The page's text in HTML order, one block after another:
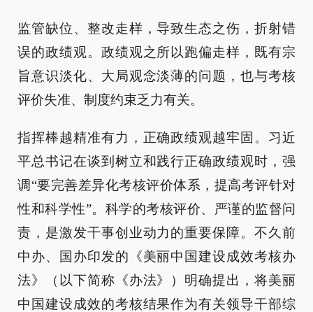
监管缺位、整改走样，导致生态之伤，折射错
误的政绩观。政绩观之所以跑偏走样，既有宗
旨意识淡化、大局观念淡薄的问题，也与考核
评价失准、制度约束乏力有关。
指挥棒越精准有力，正确政绩观越牢固。习近
平总书记在谈到树立和践行正确政绩观时，强
调“要完善差异化考核评价体系，提高考评针对
性和科学性”。科学的考核评价、严谨的监督问
责，是激发干事创业动力的重要保障。不久前
中办、国办印发的《美丽中国建设成效考核办
法》（以下简称《办法》）明确提出，将美丽
中国建设成效的考核结果作为有关领导干部综